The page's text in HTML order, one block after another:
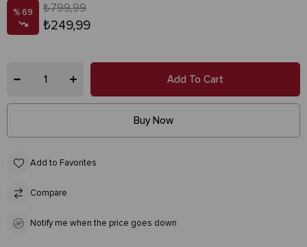
69 ₺799,99
₺249,99
Add to Favorites
Compare
Notify me when the price goes down